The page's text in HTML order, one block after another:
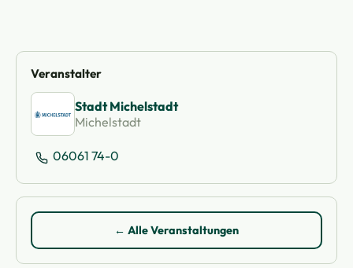
Veranstalter
Stadt Michelstadt
Michelstadt
06061 74-0
← Alle Veranstaltungen